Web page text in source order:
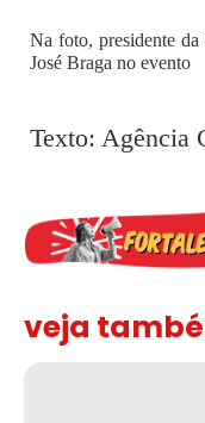
Na foto, presidente
José Braga no evento
Texto: Agência
veja